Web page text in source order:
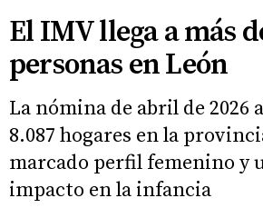
El IMV llega a más
personas en León
La nómina de abril de 2026
8.087 hogares en la
marcado perfil femenino y
impacto en la infancia